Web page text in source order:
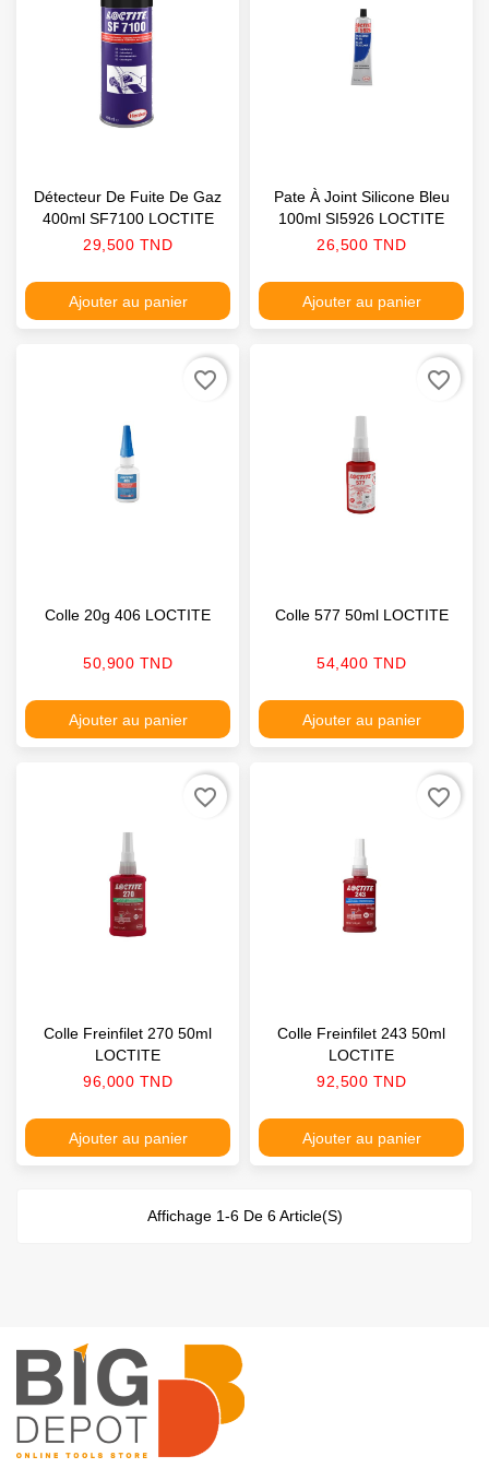
Détecteur De Fuite De Gaz
400ml SF7100 LOCTITE
Prix
29,500 TND
Ajouter au panier
Pate À Joint Silicone Bleu
100ml SI5926 LOCTITE
Prix
26,500 TND
Ajouter au panier
Colle 20g 406 LOCTITE
Prix
50,900 TND
Ajouter au panier
favorite_border
Colle 577 50ml LOCTITE
Prix
54,400 TND
Ajouter au panier
favorite_border
Colle Freinfilet 270 50ml
LOCTITE
Prix
96,000 TND
Ajouter au panier
favorite_border
Colle Freinfilet 243 50ml
LOCTITE
Prix
92,500 TND
Ajouter au panier
favorite_border
Affichage 1-6 De 6 Article(s)